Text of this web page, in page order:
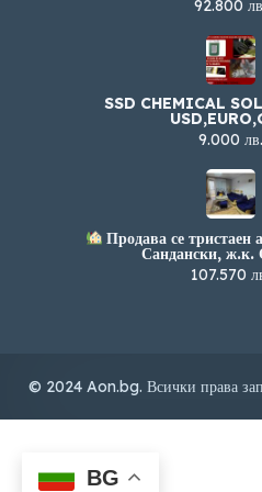
92.800
SSD CHEMICAL
9.000 лв.
Продава се тристаен
Сандански, ж.к.
107.570
© 2024 Aon.bg. Всички права
BG